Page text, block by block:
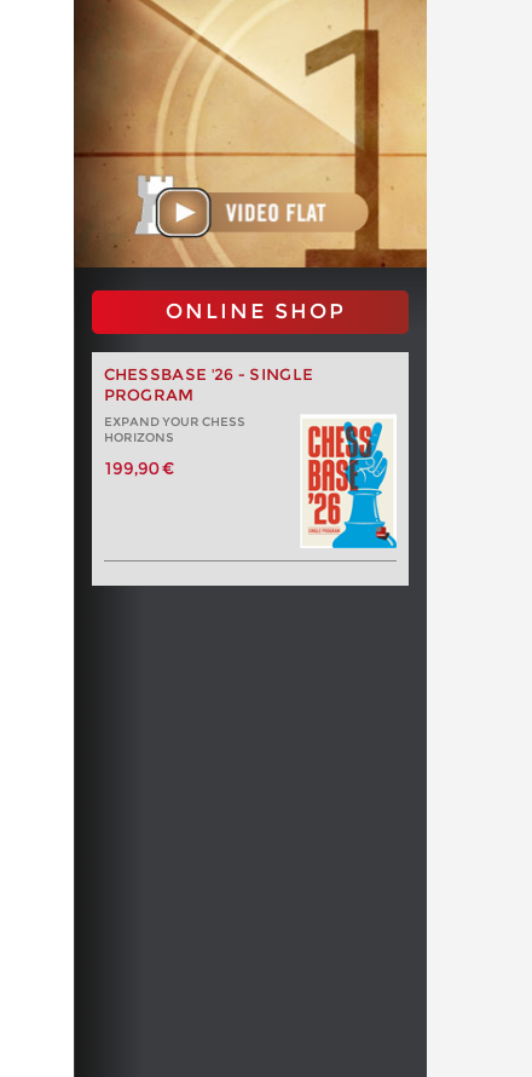
ONLINE SHOP
CHESSBASE '26 - SINGLE
PROGRAM
EXPAND YOUR CHESS
HORIZONS
199,90 €